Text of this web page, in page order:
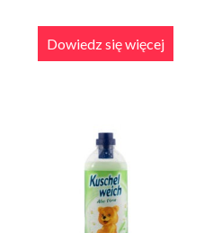
Dowiedz się więcej